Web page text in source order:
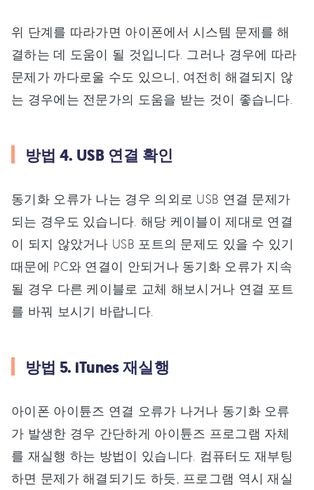
위 단계를 따라가면 아이폰에서 시스템 문제를 해
결하는 데 도움이 될 것입니다. 그러나 경우에 따라
문제가 까다로울 수도 있으니, 여전히 해결되지 않
는 경우에는 전문가의 도움을 받는 것이 좋습니다.
방법 4. USB 연결 확인
동기화 오류가 나는 경우 의외로 USB 연결 문제가
되는 경우도 있습니다. 해당 케이블이 제대로 연결
이 되지 않았거나 USB 포트의 문제도 있을 수 있기
때문에 PC와 연결이 안되거나 동기화 오류가 지속
될 경우 다른 케이블로 교체 해보시거나 연결 포트
를 바꿔 보시기 바랍니다.
방법 5. iTunes 재실행
아이폰 아이튠즈 연결 오류가 나거나 동기화 오류
가 발생한 경우 간단하게 아이튠즈 프로그램 자체
를 재실행 하는 방법이 있습니다. 컴퓨터도 재부팅
하면 문제가 해결되기도 하듯, 프로그램 역시 재실